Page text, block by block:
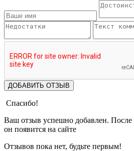
ДОБАВИТЬ ОТЗЫВ
Спасибо!
Ваш отзыв успешно добавлен. После
он появится на сайте
Отзывов пока нет, будьте первым!